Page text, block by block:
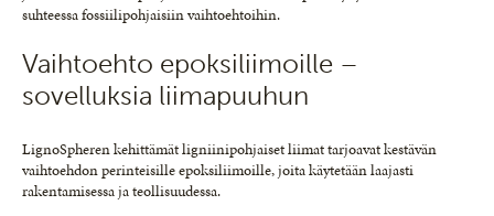
suhteessa fossiilipohjaisiin vaihtoehtoihin.
Vaihtoehto epoksiliimoille –
sovelluksia liimapuuhun
LignoSpheren kehittämät ligniinipohjaiset liimat tarjoavat kestävän
vaihtoehdon perinteisille epoksiliimoille, joita käytetään laajasti
rakentamisessa ja teollisuudessa.